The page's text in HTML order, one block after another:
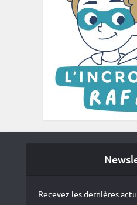
Recevez les dernières